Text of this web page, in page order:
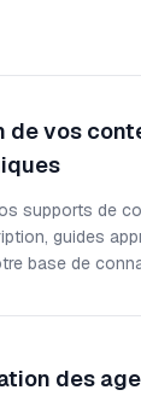
de vos
supports de
guides
base de
des